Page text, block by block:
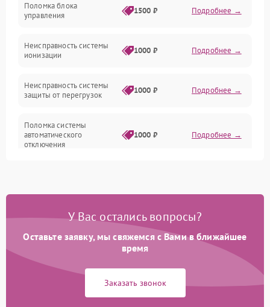
Сеть
Поломка блока
управления
1500 ₽ Подробнее →
Неисправность системы
ионизации
1000 ₽ Подробнее →
Неисправность системы
защиты от перегрузок
1000 ₽ Подробнее →
Поломка системы
автоматического
отключения
1000 ₽ Подробнее →
замыкания
Повреждение системы
защиты от перегрева
1000 ₽
Неисправность системы
У Вас остались вопросы?
Оставьте заявку, мы свяжемся с Вами в ближайшее
время
Заказать звонок